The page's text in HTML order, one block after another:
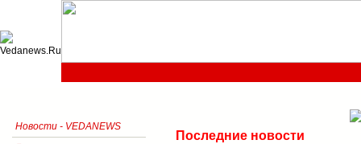
Последние новости
Новости - VEDANEWS